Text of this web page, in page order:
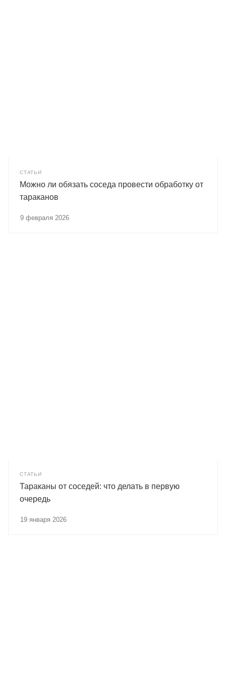
СТАТЬИ
Можно ли обязать соседа провести обработку от
тараканов
9 февраля 2026
СТАТЬИ
Тараканы от соседей: что делать в первую
очередь
19 января 2026